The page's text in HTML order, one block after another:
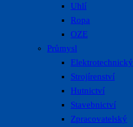
Uhlí
Ropa
OZE
Průmysl
Elektrotechnický
Strojírenství
Hutnictví
Stavebnictví
Zpracovatelský